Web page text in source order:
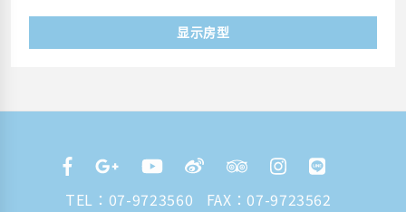
显示房型
TEL： 07-9723560
FAX：07-9723562